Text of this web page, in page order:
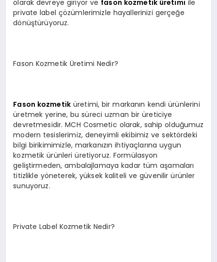
olarak devreye giriyor ve fason kozmetik üretimi ile
private label çözümlerimizle hayallerinizi gerçeğe
dönüştürüyoruz.
Fason Kozmetik Üretimi Nedir?
Fason kozmetik üretimi, bir markanın kendi ürünlerini
üretmek yerine, bu süreci uzman bir üreticiye
devretmesidir. MCH Cosmetic olarak, sahip olduğumuz
modern tesislerimiz, deneyimli ekibimiz ve sektördeki
bilgi birikimimizle, markanızın ihtiyaçlarına uygun
kozmetik ürünleri üretiyoruz. Formülasyon
geliştirmeden, ambalajlamaya kadar tüm aşamaları
titizlikle yöneterek, yüksek kaliteli ve güvenilir ürünler
sunuyoruz.
Private Label Kozmetik Nedir?